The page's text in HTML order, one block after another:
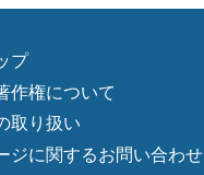
プ
作権について
取り扱い
ジに関するお問い合わせ